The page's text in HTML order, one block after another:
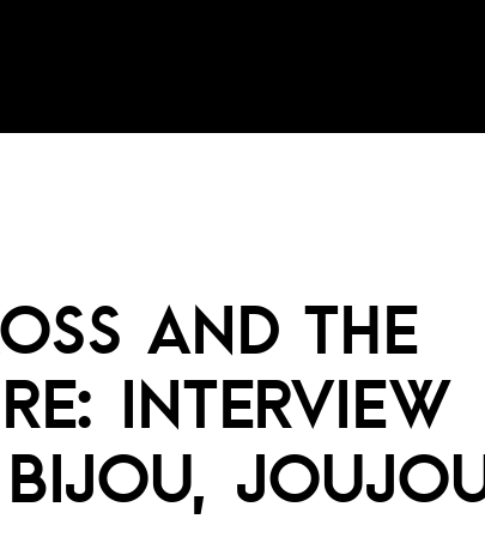
AND THE
INTERVIEW